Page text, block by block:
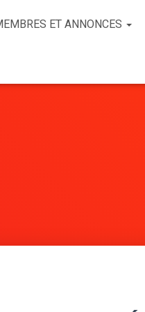
ET ANNONCES